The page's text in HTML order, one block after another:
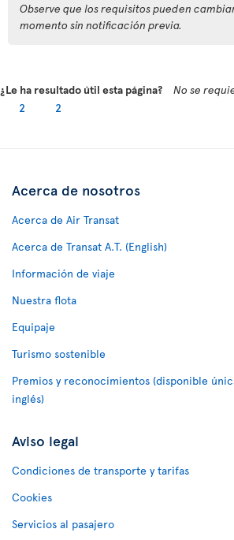
Observe que los requisitos pueden
momento sin notificación previa.
¿Le ha resultado útil esta página?
No se
2
2
Acerca de nosotros
Acerca de Air Transat
Acerca de Transat A.T. (English)
Información de viaje
Nuestra flota
Equipaje
Turismo sostenible
Premios y reconocimientos (disponible
inglés)
Aviso legal
Condiciones de transporte y tarifas
Cookies
Servicios al pasajero